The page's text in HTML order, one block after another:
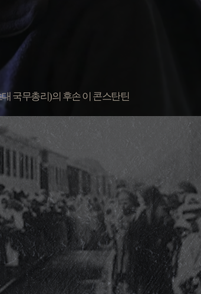
국무총리)의 후손​ 이 콘스탄틴